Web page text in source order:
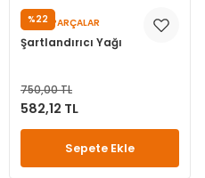
%22
YEDEK PARÇALAR
Şartlandırıcı Yağı
750,00 TL
582,12 TL
Sepete Ekle